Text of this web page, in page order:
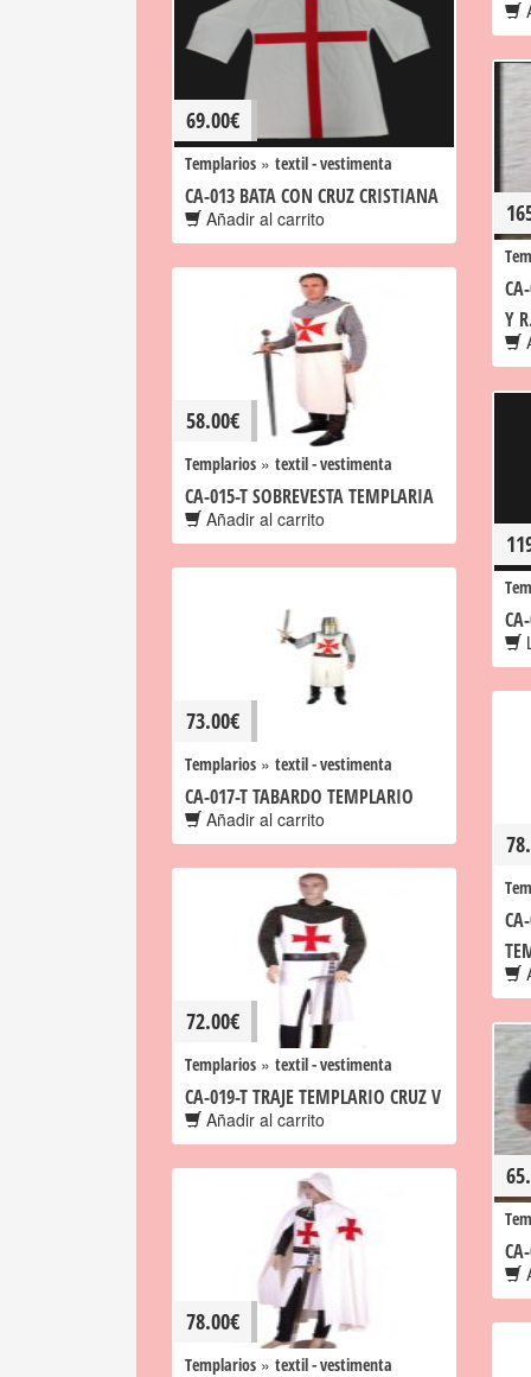
69.00€
Templarios » textil - vestimenta
CA-013 BATA CON CRUZ CRISTIANA
Añadir al carrito
Y
58.00€
Templarios » textil - vestimenta
CA-015-T SOBREVESTA TEMPLARIA
Añadir al carrito
73.00€
Templarios » textil - vestimenta
CA-017-T TABARDO TEMPLARIO
Añadir al carrito
72.00€
Templarios » textil - vestimenta
CA-019-T TRAJE TEMPLARIO CRUZ V
Añadir al carrito
78.00€
Templarios » textil - vestimenta